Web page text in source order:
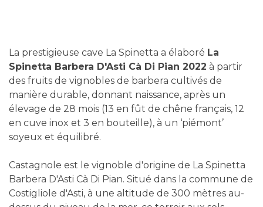
La prestigieuse cave La Spinetta a élaboré La
Spinetta Barbera D'Asti Cà Di Pian 2022 à partir
des fruits de vignobles de barbera cultivés de
manière durable, donnant naissance, après un
élevage de 28 mois (13 en fût de chêne français, 12
en cuve inox et 3 en bouteille), à un ‘piémont’
soyeux et équilibré.
Castagnole est le vignoble d'origine de La Spinetta
Barbera D'Asti Cà Di Pian. Situé dans la commune de
Costigliole d'Asti, à une altitude de 300 mètres au-